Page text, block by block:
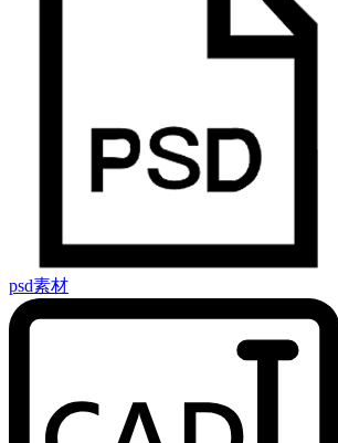
psd素材